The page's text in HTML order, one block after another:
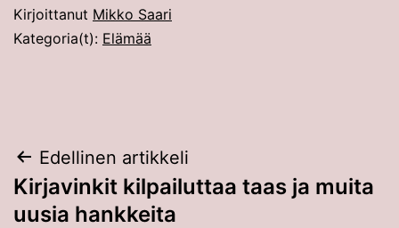
Kirjoittanut Mikko Saari
Kategoria(t): Elämää
Artikkelien
selaus
Edellinen artikkeli
Kirjavinkit kilpailuttaa taas ja muita
uusia hankkeita